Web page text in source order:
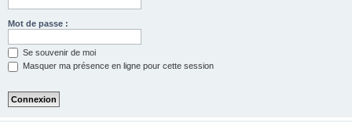
Mot de passe :
Se souvenir de moi
Masquer ma présence en ligne pour cette session